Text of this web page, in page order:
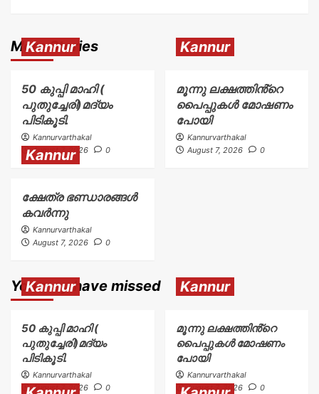
More Stories
Kannur
50 കുപ്പി മാഹി (
പുതുച്ചേരി)മദ്യം
പിടികൂടി.
Kannurvarthakal
August 7, 2026
0
Kannur
മൂന്നു ലക്ഷത്തിൻ്റെ
പൈപ്പുകൾ മോഷണം
പോയി
Kannurvarthakal
August 7, 2026
0
Kannur
ക്ഷേത്ര ഭണ്ഡാരങ്ങൾ
കവർന്നു
Kannurvarthakal
August 7, 2026
0
You may have missed
Kannur
50 കുപ്പി മാഹി (
പുതുച്ചേരി)മദ്യം
പിടികൂടി.
Kannurvarthakal
August 7, 2026
0
Kannur
മൂന്നു ലക്ഷത്തിൻ്റെ
പൈപ്പുകൾ മോഷണം
പോയി
Kannurvarthakal
August 7, 2026
0